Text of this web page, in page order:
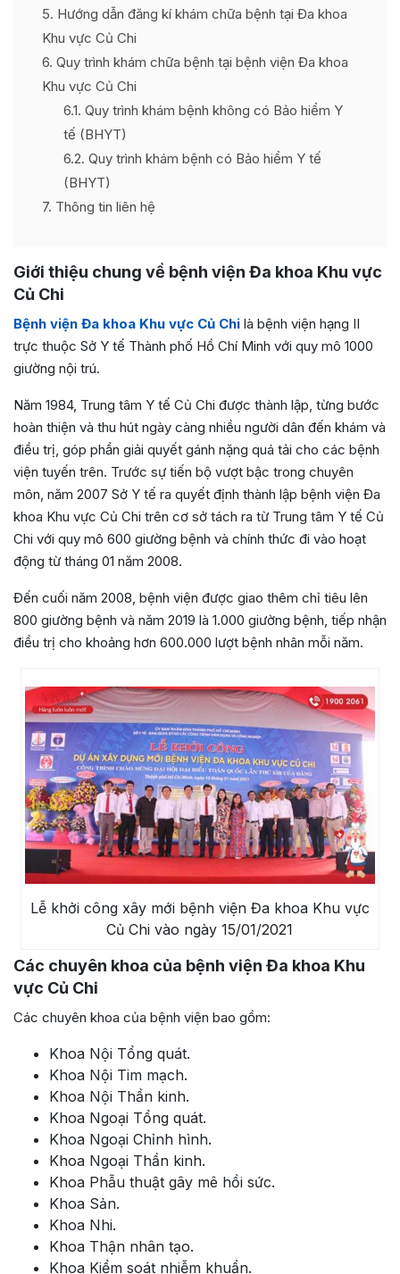
5 Hướng dẫn đăng kí khám chữa bệnh tại Đa khoa
Khu vực Củ Chi
6 Quy trình khám chữa bệnh tại bệnh viện Đa khoa
Khu vực Củ Chi
6.1 Quy trình khám bệnh không có Bảo hiểm Y
tế (BHYT)
6.2 Quy trình khám bệnh có Bảo hiểm Y tế
(BHYT)
7 Thông tin liên hệ
Giới thiệu chung về bệnh viện Đa khoa Khu vực
Củ Chi
Bệnh viện Đa khoa Khu vực Củ Chi là bệnh viện hạng II
trực thuộc Sở Y tế Thành phố Hồ Chí Minh với quy mô 1000
giường nội trú.
Năm 1984, Trung tâm Y tế Củ Chi được thành lập, từng bước
hoàn thiện và thu hút ngày càng nhiều người dân đến khám và
điều trị, góp phần giải quyết gánh nặng quá tải cho các bệnh
viện tuyến trên. Trước sự tiến bộ vượt bậc trong chuyên
môn, năm 2007 Sở Y tế ra quyết định thành lập bệnh viện Đa
khoa Khu vực Củ Chi trên cơ sở tách ra từ Trung tâm Y tế Củ
Chi với quy mô 600 giường bệnh và chính thức đi vào hoạt
động từ tháng 01 năm 2008.
Đến cuối năm 2008, bệnh viện được giao thêm chỉ tiêu lên
800 giường bệnh và năm 2019 là 1.000 giường bệnh, tiếp nhận
điều trị cho khoảng hơn 600.000 lượt bệnh nhân mỗi năm.
Lễ khởi công xây mới bệnh viện Đa khoa Khu vực
Củ Chi vào ngày 15/01/2021
Các chuyên khoa của bệnh viện Đa khoa Khu
vực Củ Chi
Các chuyên khoa của bệnh viện bao gồm:
Khoa Nội Tổng quát.
Khoa Nội Tim mạch.
Khoa Nội Thần kinh.
Khoa Ngoại Tổng quát.
Khoa Ngoại Chỉnh hình.
Khoa Ngoại Thần kinh.
Khoa Phẫu thuật gây mê hồi sức.
Khoa Sản.
Khoa Nhi.
Khoa Thận nhân tạo.
Khoa Kiểm soát nhiễm khuẩn.